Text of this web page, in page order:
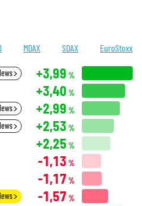
MDAX SDAX EuroStoxx
+3,99 %
+3,40 %
+2,99 %
+2,53 %
+2,25 %
-1,13 %
-1,17 %
-1,57 %